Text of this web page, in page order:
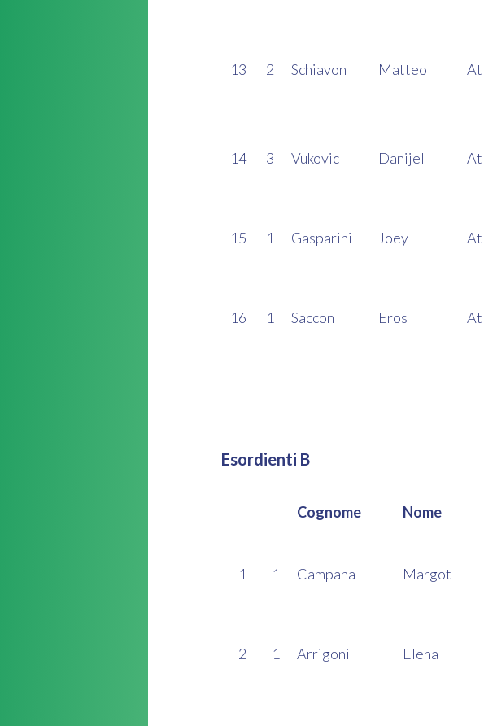
13 2 Schiavon Matteo
14 3 Vukovic Danijel
15 1 Gasparini Joey
16 1 Saccon Eros
Esordienti B
Cognome Nome
1 1 Campana Margot
2 1 Arrigoni Elena